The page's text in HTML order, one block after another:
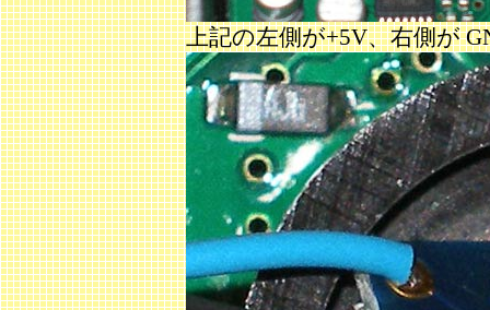
上記の左側が+5V、右側が